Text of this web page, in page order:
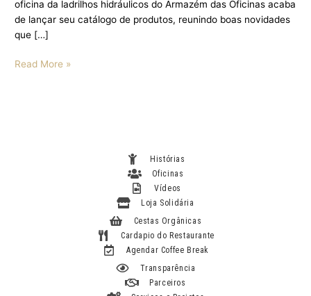
oficina da ladrilhos hidráulicos do Armazém das Oficinas acaba
de lançar seu catálogo de produtos, reunindo boas novidades
que […]
Read More »
Histórias
Oficinas
Vídeos
Loja Solidária
Cestas Orgânicas
Cardapio do Restaurante
Agendar Coffee Break
Transparência
Parceiros